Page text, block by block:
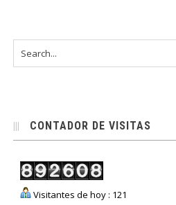
CONTADOR DE VISITAS
Visitantes de hoy : 121